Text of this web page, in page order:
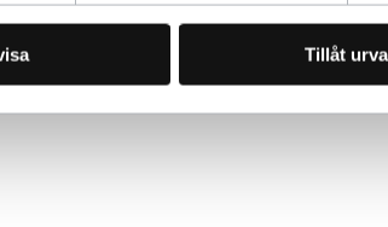
Tillåt
utan åverkan på fordonet.